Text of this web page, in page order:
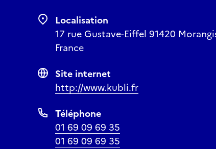
Localisation
17 rue Gustave-Eiffel 91420
France
Site internet
http://www.kubli.fr
Téléphone
01 69 09 69 35
01 69 09 69 35